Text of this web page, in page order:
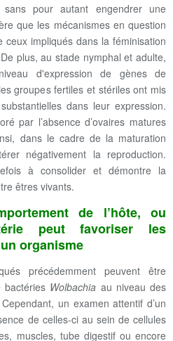
pour autant engendrer une
que les mécanismes en question
impliqués dans la féminisation
plus, au stade nymphal et adulte,
d'expression de gènes de
groupes fertiles et stériles ont mis
dans leur expression.
par l’absence d’ovaires matures
dans le cadre de la maturation
négativement la reproduction.
à consolider et démontre la
êtres vivants.
de l’hôte, ou
peut favoriser les
organisme
précédemment peuvent être
Wolbachia au niveau des
un examen attentif d’un
de celles-ci au sein de cellules
muscles, tube digestif ou encore